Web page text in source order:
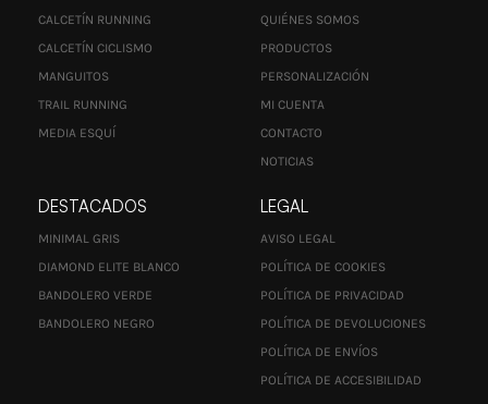
CALCETÍN RUNNING
CALCETÍN CICLISMO
MANGUITOS
TRAIL RUNNING
MEDIA ESQUÍ
QUIÉNES SOMOS
PRODUCTOS
PERSONALIZACIÓN
MI CUENTA
CONTACTO
NOTICIAS
DESTACADOS
MINIMAL GRIS
DIAMOND ELITE BLANCO
BANDOLERO VERDE
BANDOLERO NEGRO
LEGAL
AVISO LEGAL
POLÍTICA DE COOKIES
POLÍTICA DE PRIVACIDAD
POLÍTICA DE DEVOLUCIONES
POLÍTICA DE ENVÍOS
POLÍTICA DE ACCESIBILIDAD